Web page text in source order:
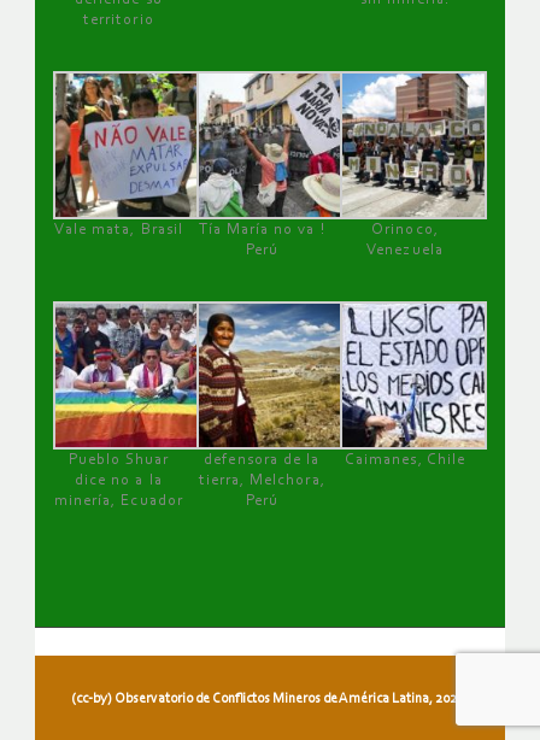
territorio
Vale mata, Brasil
Tía María no va !
Perú
Orinoco,
Venezuela
Pueblo Shuar
dice no a la
minería, Ecuador
defensora de la
tierra, Melchora,
Perú
Caimanes, Chile
(cc-by) Observatorio de Conflictos Mineros de América Latina, 2026